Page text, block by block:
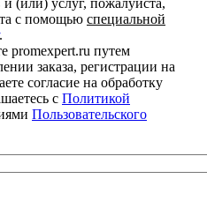
с помощью специальной
.
promexpert.ru путем
заказа, регистрации на
согласие на обработку
с Политикой
Пользовательского